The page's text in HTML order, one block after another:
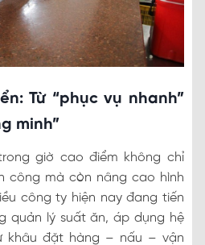
Từ “phục vụ nhanh”
minh”
giờ cao điểm không chỉ
công mà còn nâng cao hình
công ty hiện nay đang tiến
quản lý suất ăn, áp dụng hệ
khâu đặt hàng – nấu – vận